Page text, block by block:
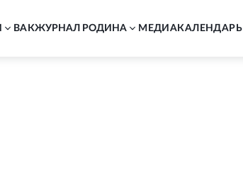
ВАКЖУРНАЛ РОДИНА MЕДИА КАЛЕНДАРЬ